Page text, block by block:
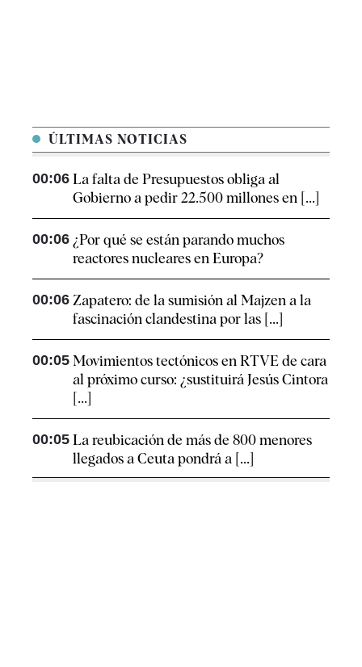
ÚLTIMAS NOTICIAS
00:06 La falta de Presupuestos obliga al
Gobierno a pedir 22.500 millones en [...]
00:06 ¿Por qué se están parando muchos
reactores nucleares en Europa?
00:06 Zapatero: de la sumisión al Majzen a la
fascinación clandestina por las [...]
00:05 Movimientos tectónicos en RTVE de cara
al próximo curso: ¿sustituirá Jesús Cintora
[...]
00:05 La reubicación de más de 800 menores
llegados a Ceuta pondrá a [...]